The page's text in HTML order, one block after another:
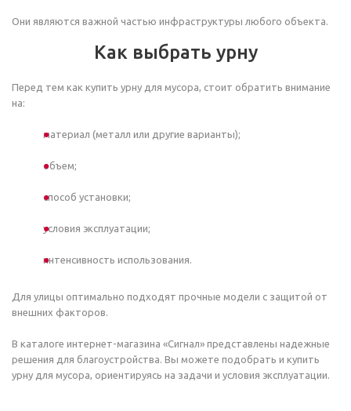
Они являются важной частью инфраструктуры любого объекта.
Как выбрать урну
Перед тем как купить урну для мусора, стоит обратить внимание
на:
материал (металл или другие варианты);
объем;
способ установки;
условия эксплуатации;
интенсивность использования.
Для улицы оптимально подходят прочные модели с защитой от
внешних факторов.
В каталоге интернет-магазина «Сигнал» представлены надежные
решения для благоустройства. Вы можете подобрать и купить
урну для мусора, ориентируясь на задачи и условия эксплуатации.